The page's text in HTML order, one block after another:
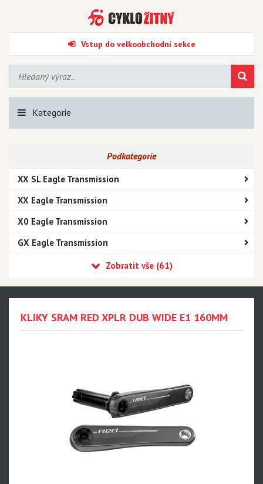
Vstup do velkoobchodní sekce
Kategorie
Podkategorie
XX SL Eagle Transmission
XX Eagle Transmission
X0 Eagle Transmission
GX Eagle Transmission
Eagle 90 Transmission
Eagle 70 Transmission
XX1 Eagle AXS
GX Eagle AXS
KLIKY SRAM RED XPLR DUB WIDE E1 160MM